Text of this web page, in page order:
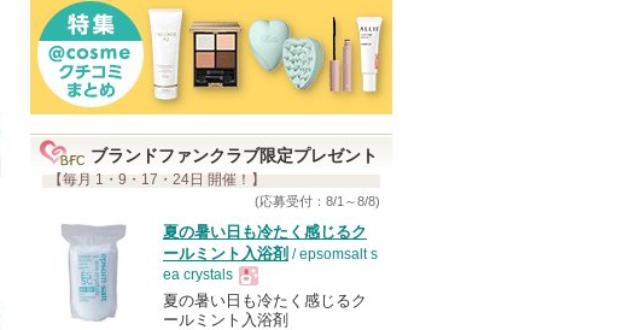
ブランドファンクラブ限定プレゼント
【毎月 1・9・17・24日 開催！】
(応募受付：8/1～8/8)
夏の暑い日も冷たく感じるク
ールミント入浴剤 / epsomsalt s
ea crystals
現
夏の暑い日も冷たく感じるク
ールミント入浴剤